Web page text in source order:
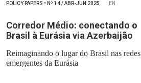
POLICY PAPERS • Nº 14 / ABR-JUN 2025 EN
Corredor Médio: conectando o
Brasil à Eurásia via Azerbaijão
Reimaginando o lugar do Brasil nas redes
emergentes da Eurásia